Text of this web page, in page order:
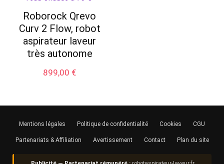
Roborock Qrevo
Curv 2 Flow, robot
aspirateur laveur
très autonome
899,00 €
Mentions légales Politique de confidentialité Cookies CGU
Partenariats & Affiliation Avertissement Contact Plan du site